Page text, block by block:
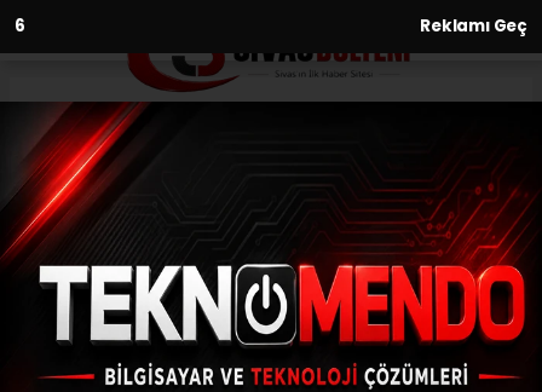
5 Reklamı Geç
Anasayfa
Yüz yüze eğitime başlayan
öğrenciler, okullarına
kavuşmanın mutluluğunu
yaşıyorlar
03.03.2021 - 11:03, Güncelleme: 03.03.2021 - 11:03